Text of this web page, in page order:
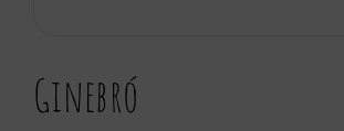
Ginebró